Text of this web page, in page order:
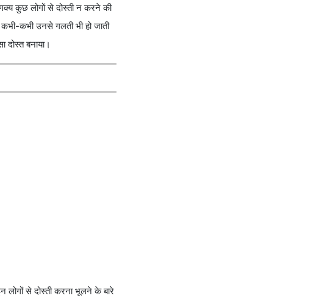
कुछ लोगों से दोस्ती न करने की
कभी उनसे गलती भी हो जाती
बनाया।
से दोस्ती करना भूलने के बारे